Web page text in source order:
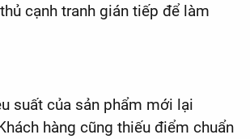
cạnh tranh gián tiếp để làm
suất của sản phẩm mới lại
hàng cũng thiếu điểm chuẩn